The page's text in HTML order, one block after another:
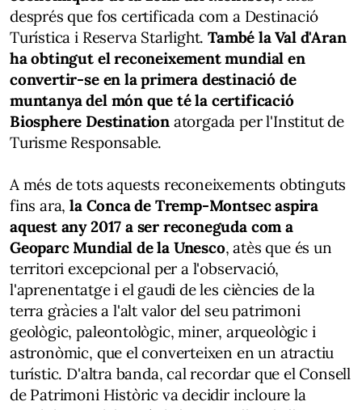
després que fos certificada com a Destinació
Turística i Reserva Starlight.També la Val d'Aran
ha obtingut el reconeixement mundial en
convertir-se en la primera destinació de
muntanya del món que té la certificació
Biosphere Destination atorgada per l'Institut de
Turisme Responsable.
A més de tots aquests reconeixements obtinguts
fins ara,la Conca de Tremp-Montsec aspira
aquest any 2017 a ser reconeguda com a
Geoparc Mundial de la Unesco, atès que és un
territori excepcional per a l'observació,
l'aprenentatge i el gaudi de les ciències de la
terra gràcies a l'alt valor del seu patrimoni
geològic, paleontològic, miner, arqueològic i
astronòmic, que el converteixen en un atractiu
turístic. D'altra banda, cal recordar que el Consell
de Patrimoni Històric va decidir incloure la